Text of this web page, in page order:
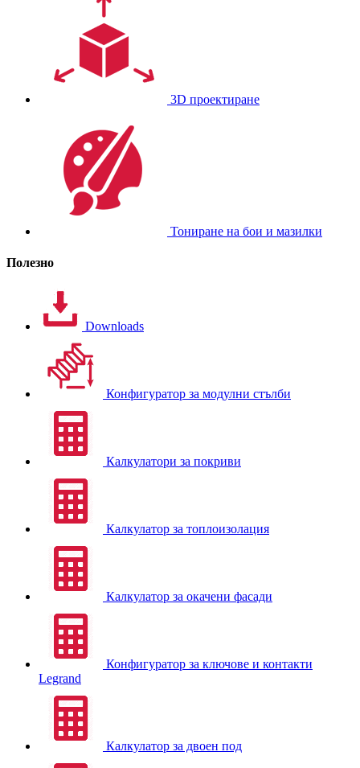
3D проектиране
Тониране на бои и мазилки
Полезно
Downloads
Конфигуратор за модулни стълби
Калкулатори за покриви
Калкулатор за топлоизолация
Калкулатор за окачени фасади
Конфигуратор за ключове и контакти
Legrand
Калкулатор за двоен под